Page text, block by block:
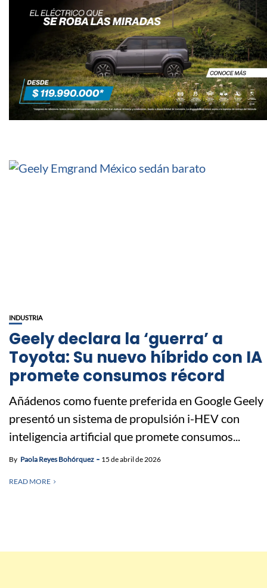
INDUSTRIA
Geely declara la ‘guerra’ a
Toyota: Su nuevo híbrido con IA
promete consumos récord
Añádenos como fuente preferida en Google Geely
presentó un sistema de propulsión i-HEV con
inteligencia artificial que promete consumos...
By Paola Reyes Bohórquez 15 de abril de 2026
READ MORE